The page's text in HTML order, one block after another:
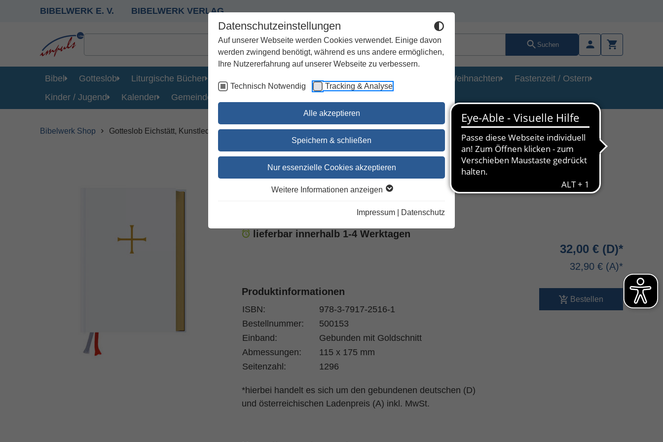
Datenschutzeinstellungen
Auf unserer Webseite werden Cookies verwendet. Einige davon
werden zwingend benötigt, während es uns andere ermöglichen,
Ihre Nutzererfahrung auf unserer Webseite zu verbessern.
Technisch Notwendig Tracking & Analyse
Alle akzeptieren
Speichern & schließen
Nur essenzielle Cookies akzeptieren
Weitere Informationen anzeigen
Impressum Datenschutz
BIBELWERK E. V. BIBELWERK VERLAG
Suchen
Bibel Gotteslob Liturgische Bücher Geschenke Kirchenjahr / Lebensweg Weihnachten
Fastenzeit / Ostern
Kinder / Jugend
Kalender Gemeinde
Bibelwerk Shop Gotteslob Eichstätt, Kunstleder weiß mit Goldschnitt
Gotteslob Eichstätt,
Kunstleder weiß mit
lieferbar innerhalb 1-4 Werktagen
32,00 €
32,90 €
Bestellen
Produktinformationen
ISBN:
978-3-7917-2516-1
Bestellnummer:
500153
Einband:
Gebunden mit Goldschnitt
Abmessungen:
115 x 175 mm
Seitenzahl:
1296
*hierbei handelt es sich um den gebundenen deutschen (D)
und österreichischen Ladenpreis (A) inkl. MwSt.